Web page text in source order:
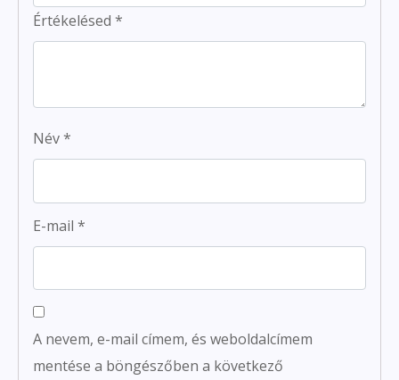
Értékelésed *
Név*
E-mail *
A nevem, e-mail címem, és weboldalcímem
mentése a böngészőben a következő